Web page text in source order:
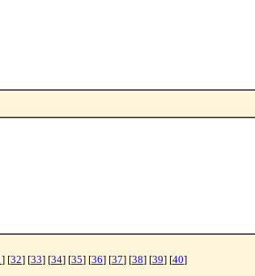
] [32] [33] [34] [35] [36] [37] [38] [39] [40]